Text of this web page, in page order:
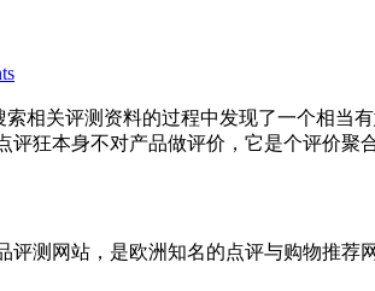
索相关评测资料的过程中发现了一个相
狂本身不对产品做评价，它是个评价聚
评测网站，是欧洲知名的点评与购物推